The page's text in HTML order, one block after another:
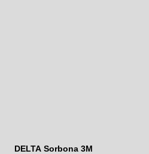
DELTA Sorbona 3М